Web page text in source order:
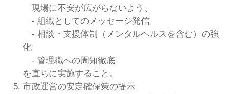
現場に不安が広がらないよう、
- 組織としてのメッセージ発信
- 相談・支援体制（メンタルヘルスを含む）の強
化
- 管理職への周知徹底
を直ちに実施すること。
市政運営の安定確保策の提示